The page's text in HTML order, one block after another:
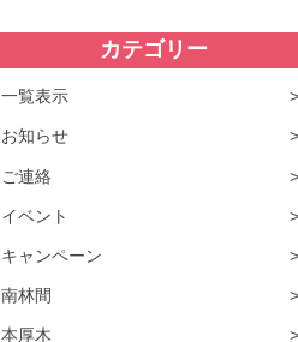
カテゴリー
一覧表示
お知らせ
ご連絡
イベント
キャンペーン
南林間
本厚木